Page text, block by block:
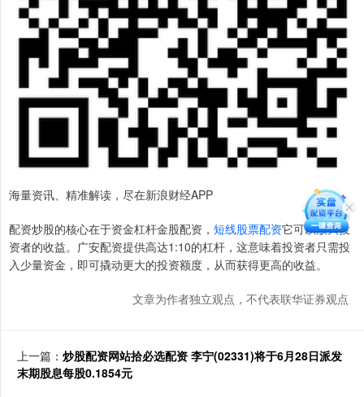
海量资讯、精准解读，尽在新浪财经APP
配资炒股的核心在于资金杠杆金股配资， 短线股票配资它可以放大投
资者的收益。广安配资提供高达1:10的杠杆，这意味着投资者只需投
入少量资金，即可撬动更大的投资额度，从而获得更高的收益。
文章为作者独立观点，不代表联华证券观点
上一篇： 炒股配资网站拾必选配资 李宁(02331)将于6月28日派发
末期股息每股0.1854元